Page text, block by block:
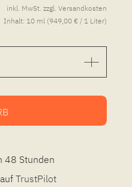
inkl. MwSt. zzgl. Versandkosten
Inhalt: 10 ml (949,00 € / 1 Liter)
48 Stunden
aufTrustPilot